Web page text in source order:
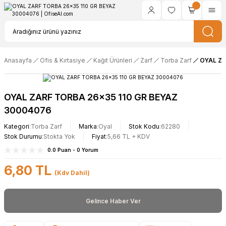
Anasayfa Ofis & Kırtasiye Kağıt Ürünleri Zarf Torba Zarf OYAL
OYAL ZARF TORBA 26x35 110 GR BEYAZ
30004076
Kategori Torba Zarf Marka Oyal Stok Kodu 62280
Stok Durumu Stokta Yok Fiyat 5,66 TL + KDV
0.0 Puan - 0 Yorum
6,80 TL (Kdv Dahil)
Gelince Haber Ver